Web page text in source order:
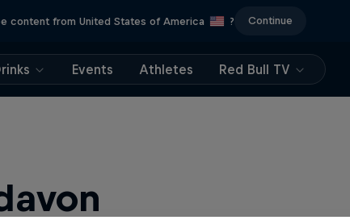
content from United States of America ? Continue
Events Athletes Red Bull TV